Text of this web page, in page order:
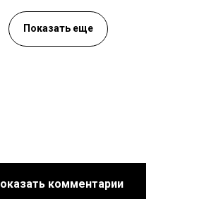
Показать еще
комментарии